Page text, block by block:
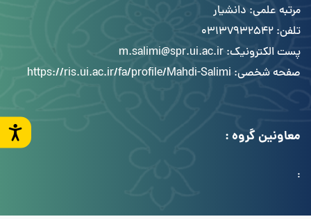
مرتبه علمی: دانشیار
تلفن: 03137932542
پست الکترونیک: m.salimi@spr.ui.ac.ir
صفحه شخصی: https://ris.ui.ac.ir/fa/profile/Mahdi-Salimi
معاونین گروه :
: